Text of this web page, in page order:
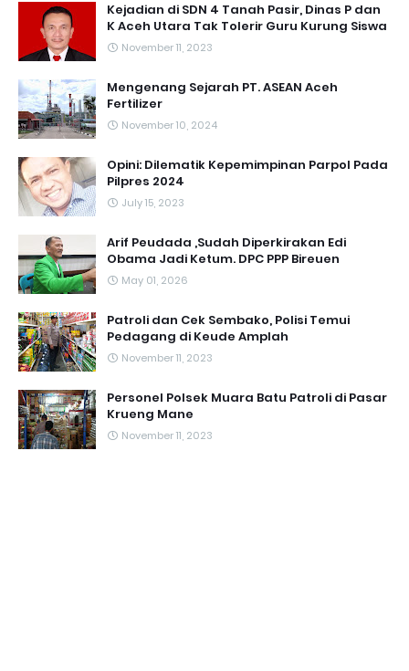
Kejadian di SDN 4 Tanah Pasir, Dinas P dan
K Aceh Utara Tak Tolerir Guru Kurung Siswa
November 11, 2023
Mengenang Sejarah PT. ASEAN Aceh
Fertilizer
November 10, 2024
Opini: Dilematik Kepemimpinan Parpol Pada
Pilpres 2024
July 15, 2023
Arif Peudada ,Sudah Diperkirakan Edi
Obama Jadi Ketum. DPC PPP Bireuen
May 01, 2026
Patroli dan Cek Sembako, Polisi Temui
Pedagang di Keude Amplah
November 11, 2023
Personel Polsek Muara Batu Patroli di Pasar
Krueng Mane
November 11, 2023